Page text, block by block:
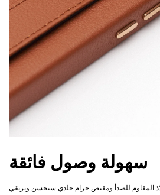
سهولة وصول فائقة
المقاوم للصدأ ومقبض حزام جلدي سيحسن ويرتقي